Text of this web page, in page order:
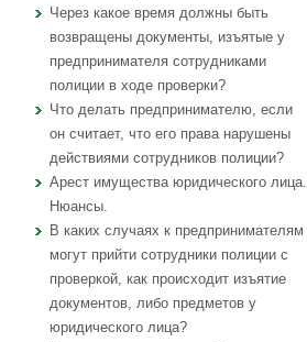
Через какое время должны быть
возвращены документы, изъятые у
предпринимателя сотрудниками
полиции в ходе проверки?
Что делать предпринимателю, если
он считает, что его права нарушены
действиями сотрудников полиции?
Арест имущества юридического лица.
Нюансы.
В каких случаях к предпринимателям
могут прийти сотрудники полиции с
проверкой, как происходит изъятие
документов, либо предметов у
юридического лица?